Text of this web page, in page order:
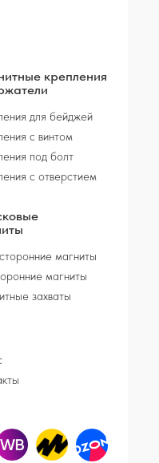
крепления
для бейджей
с винтом
под болт
с отверстием
магниты
магниты
захваты